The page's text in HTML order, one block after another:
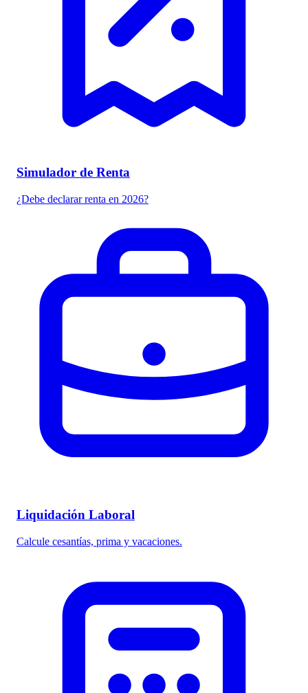
Simulador de Renta
¿Debe declarar renta en 2026?
Liquidación Laboral
Calcule cesantías, prima y vacaciones.